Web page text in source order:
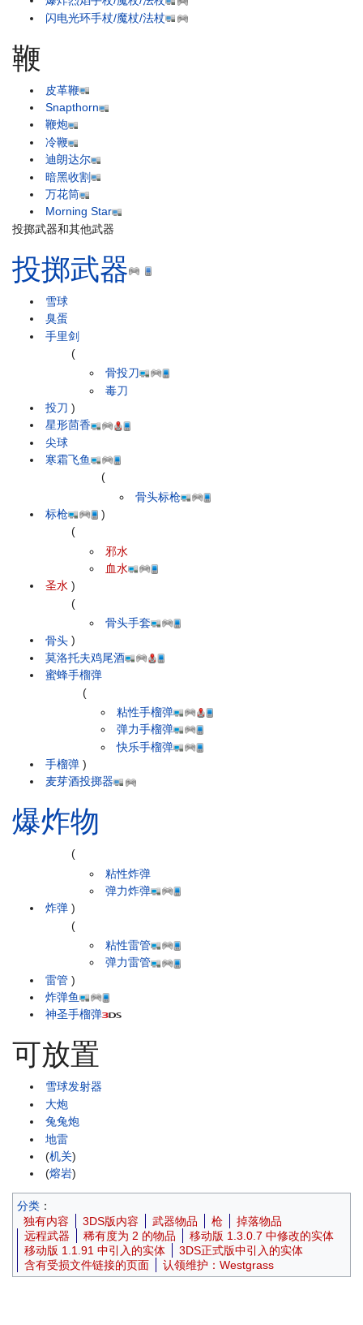
闪电光环手杖/魔杖/法杖
鞭
皮革鞭
Snapthorn
鞭炮
冷鞭
迪朗达尔
暗黑收割
万花筒
Morning Star
投掷武器和其他武器
投掷武器
雪球
臭蛋
手里剑
投刀
(
骨投刀
毒刀
)
星形茴香
尖球
寒霜飞鱼
标枪
(
骨头标枪
)
圣水
(
邪水
血水
)
骨头
(
骨头手套
)
莫洛托夫鸡尾酒
蜜蜂手榴弹
手榴弹
(
粘性手榴弹
弹力手榴弹
快乐手榴弹
)
麦芽酒投掷器
爆炸物
炸弹
(
粘性炸弹
弹力炸弹
)
雷管
(
粘性雷管
弹力雷管
)
炸弹鱼
神圣手榴弹
可放置
雪球发射器
大炮
兔兔炮
地雷
(机关)
(熔岩)
分类 ：
独有内容
3DS版内容 武器物品 枪
掉落物品
远程武器
稀有度为 2 的物品
移动版 1.3.0.7 中修改的实体
移动版 1.1.91 中引入的实体
3DS正式版中引入的实体
含有受损文件链接的页面
认领维护：Westgrass